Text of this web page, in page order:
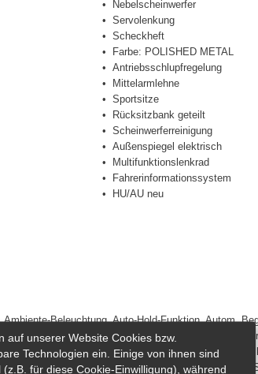
Nebelscheinwerfer
Servolenkung
Scheckheft
Farbe: POLISHED METAL
Antriebsschlupfregelung
Mittelarmlehne
Sportsitze
Rücksitzbank geteilt
Scheinwerferreinigung
Außenspiegel elektrisch
Multifunktionslenkrad
Fahrerinformationssystem
HU/AU neu
Beleuchtung, Auto-Hold-Funktion, Autom.
elektr. anklappbar, Außenspiegel elektr.
Design, Einparkhilfe vorn und hinten, Elektr.
Servolenkung (Motion Adaptive Electric
auf unserer Website Cookies bzw.
Technologien ein. Einige von ihnen sind
(z.B. für diese Cookie-Einwilligung), während